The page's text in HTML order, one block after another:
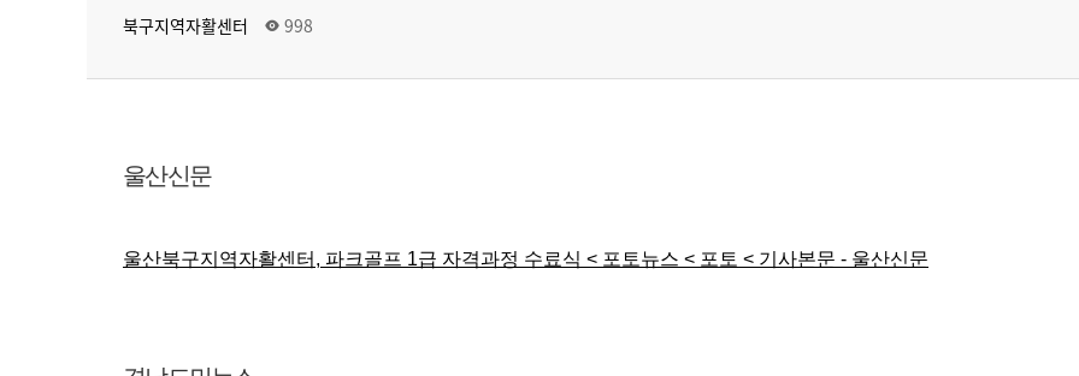
북구지역자활센터 998
울산신문
울산북구지역자활센터, 파크골프 1급 자격과정 수료식 < 포토뉴스 < 포토 < 기사본문 - 울산신문